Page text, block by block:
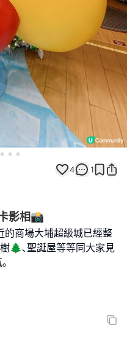
4 1
影相📸
商場大埔超級城已經整
樹🌲､聖誕屋等等同大家見